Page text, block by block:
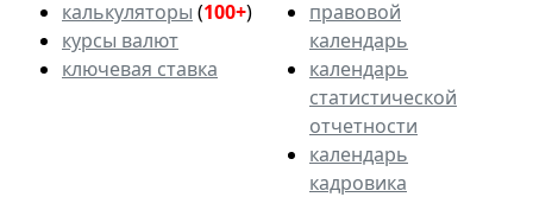
калькуляторы (100+)
курсы валют
ключевая ставка
правовой
календарь
календарь
статистической
отчетности
календарь
кадровика